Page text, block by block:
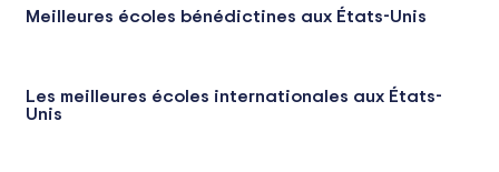
Meilleures écoles bénédictines aux États-Unis
Les meilleures écoles internationales aux États-
Unis